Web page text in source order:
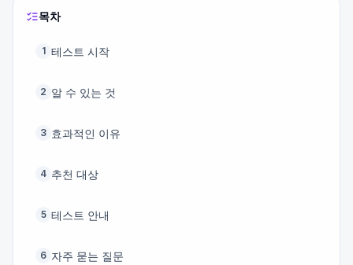
목차
1 테스트 시작
2 알 수 있는 것
3 효과적인 이유
4 추천 대상
5 테스트 안내
6 자주 묻는 질문